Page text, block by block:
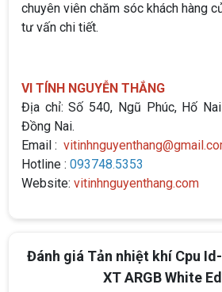
chuyên viên chăm sóc khách hàng
tư vấn chi tiết.
VI TÍNH NGUYỄN THẮNG
Địa chỉ: Số 540, Ngũ Phúc, Hố
Đồng Nai.
Email :
Hotline : 093748.5353
Website: vitinhnguyenthang.com
Đánh giá Tản nhiệt khí Cpu
XT ARGB White